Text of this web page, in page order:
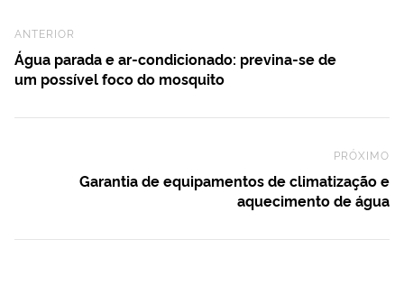
Previous Post
ANTERIOR
Água parada e ar-condicionado: previna-se de
um possível foco do mosquito
PRÓXIMO
Garantia de equipamentos de climatização e
aquecimento de água